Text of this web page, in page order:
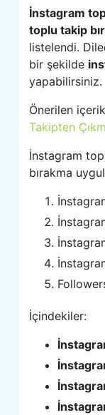
İnstagram
toplu takip
listelendi.
bir şekilde
yapabilirsiniz.
Önerilen
Takipten
İnstagram
bırakma
İçindekiler: